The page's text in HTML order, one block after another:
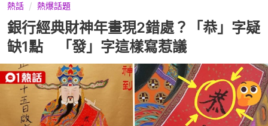
熱話 熱爆話題
銀行經典財神年畫現2錯處？「恭」字疑
缺1點 「發」字這樣寫惹議